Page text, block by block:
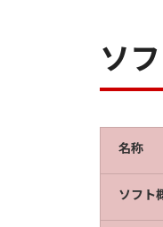
ソ
名称
ソフト